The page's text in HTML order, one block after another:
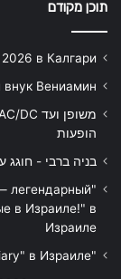
תוכן מקודם
в Калгари
Вениамин
הופעות
בניה ברבי - חוגג עשור על
легендарный
в Израиле!" в
Израиле
"Песняры — Pesniary" в Израиле